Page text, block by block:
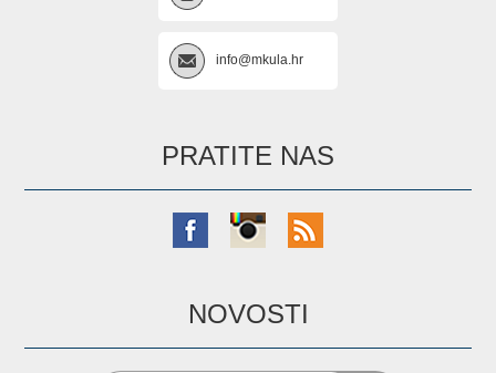
info@mkula.hr
PRATITE NAS
NOVOSTI